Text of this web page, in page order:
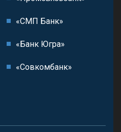
«СМП Банк»
«Банк Югра»
«Совкомбанк»